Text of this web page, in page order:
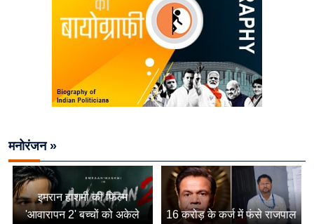
मनोरंजन »
इमरान हाशमी की फिल्म
'आवारापन 2' बच्चों को अकेले
16 करोड़ के कर्ज में फंसे राजपाल